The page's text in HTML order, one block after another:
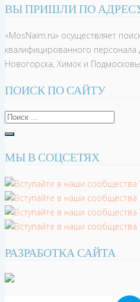
ВЫ ПРИШЛИ ПО
«MosNaim.ru» осуществляет
квалифицированного
Новогорска, Химок и
ПОИСК ПО САЙТУ
МЫ В СОЦСЕТЯХ
РАЗРАБОТКА САЙТА